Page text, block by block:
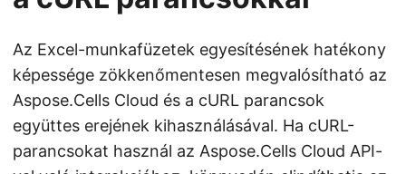
Az Excel-munkafüzetek egyesítésének hatékony
képessége zökkenőmentesen megvalósítható az
Aspose.Cells Cloud és a cURL parancsok
együttes erejének kihasználásával. Ha cURL-
parancsokat használ az Aspose.Cells Cloud API-